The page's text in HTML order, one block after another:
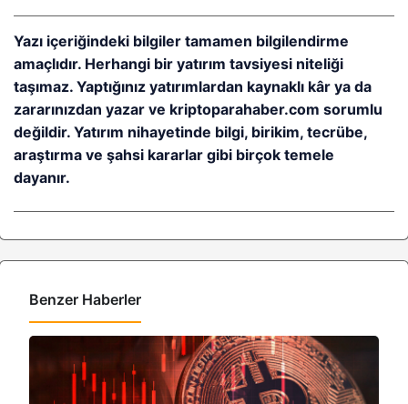
Yazı içeriğindeki bilgiler tamamen bilgilendirme
amaçlıdır. Herhangi bir yatırım tavsiyesi niteliği
taşımaz. Yaptığınız yatırımlardan kaynaklı kâr ya da
zararınızdan yazar ve kriptoparahaber.com sorumlu
değildir. Yatırım nihayetinde bilgi, birikim, tecrübe,
araştırma ve şahsi kararlar gibi birçok temele
dayanır.
Benzer Haberler